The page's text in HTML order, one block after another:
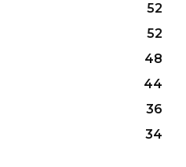
52
52
48
44
36
34